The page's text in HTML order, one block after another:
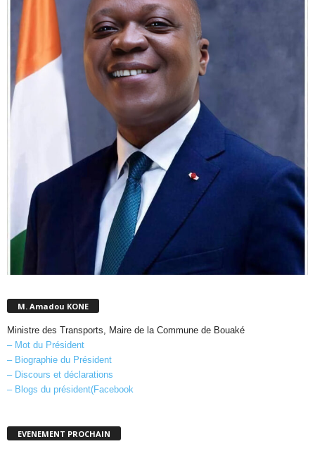
M. Amadou KONE
Ministre des Transports, Maire de la Commune de Bouaké
– Mot du Président
– Biographie du Président
– Discours et déclarations
– Blogs du président(Facebook
EVENEMENT PROCHAIN